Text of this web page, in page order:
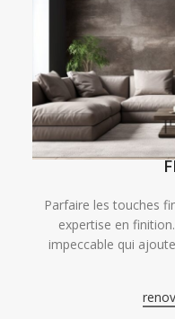
Parfaire les touches
expertise en
impeccable qui